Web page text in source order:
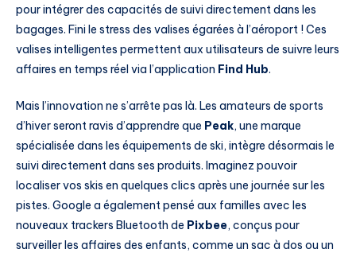
pour intégrer des capacités de suivi directement dans les
bagages. Fini le stress des valises égarées à l’aéroport ! Ces
valises intelligentes permettent aux utilisateurs de suivre leurs
affaires en temps réel via l’application Find Hub.
Mais l’innovation ne s’arrête pas là. Les amateurs de sports
d’hiver seront ravis d’apprendre que Peak, une marque
spécialisée dans les équipements de ski, intègre désormais le
suivi directement dans ses produits. Imaginez pouvoir
localiser vos skis en quelques clics après une journée sur les
pistes. Google a également pensé aux familles avec les
nouveaux trackers Bluetooth de Pixbee, conçus pour
surveiller les affaires des enfants, comme un sac à dos ou un